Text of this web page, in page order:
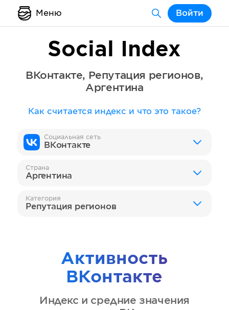
Меню Войти
Social Index
ВКонтакте, Репутация регионов,
Аргентина
Как считается индекс и что это такое?
Социальная сеть
ВКонтакте
Страна
Аргентина
Категория
Репутация регионов
Активность
ВКонтакте
Индекс и средние значения